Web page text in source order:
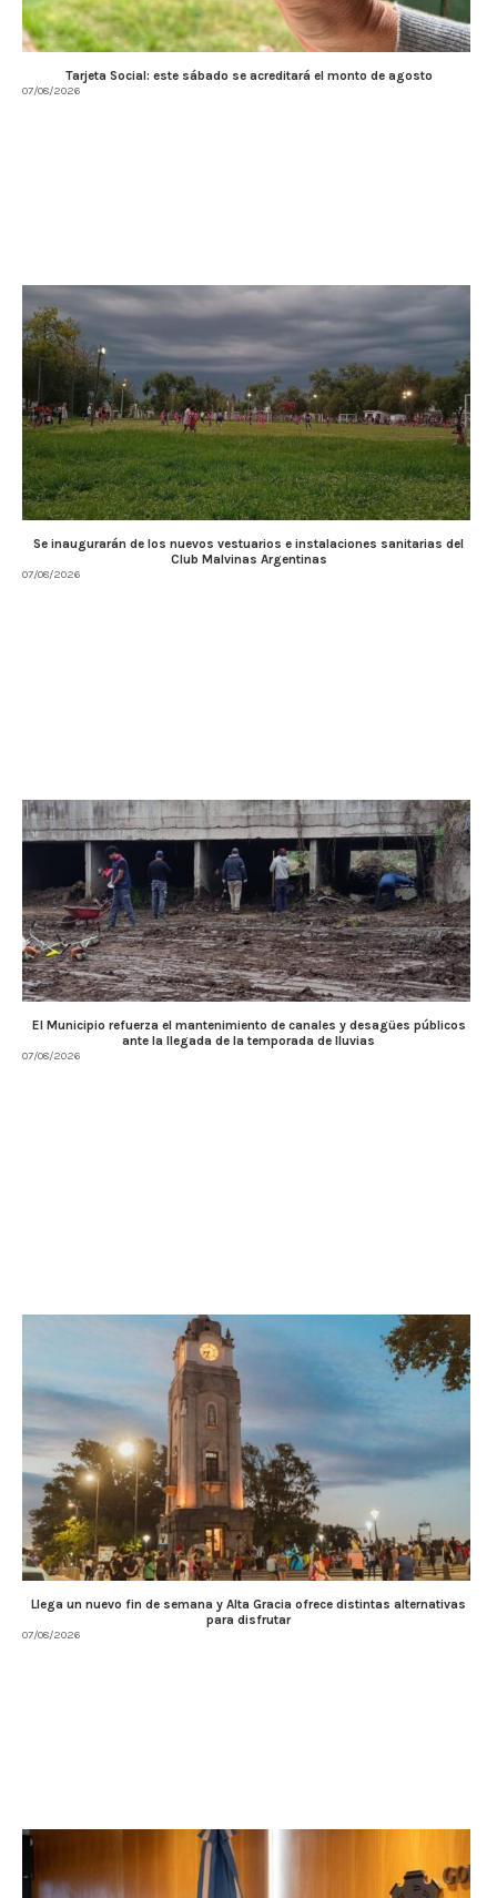
Tarjeta Social: este sábado se acreditará el monto de agosto
07/08/2026
Se inaugurarán de los nuevos vestuarios e instalaciones sanitarias del
Club Malvinas Argentinas
07/08/2026
El Municipio refuerza el mantenimiento de canales y desagües públicos
ante la llegada de la temporada de lluvias
07/08/2026
Llega un nuevo fin de semana y Alta Gracia ofrece distintas alternativas
para disfrutar
07/08/2026